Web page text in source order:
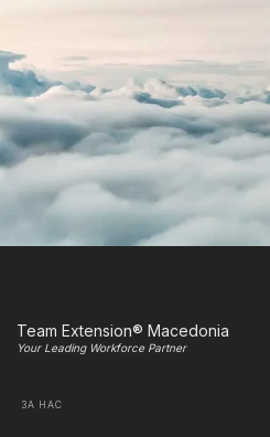
Team Extension® Macedonia
Your Leading Workforce Partner
ЗА НАС